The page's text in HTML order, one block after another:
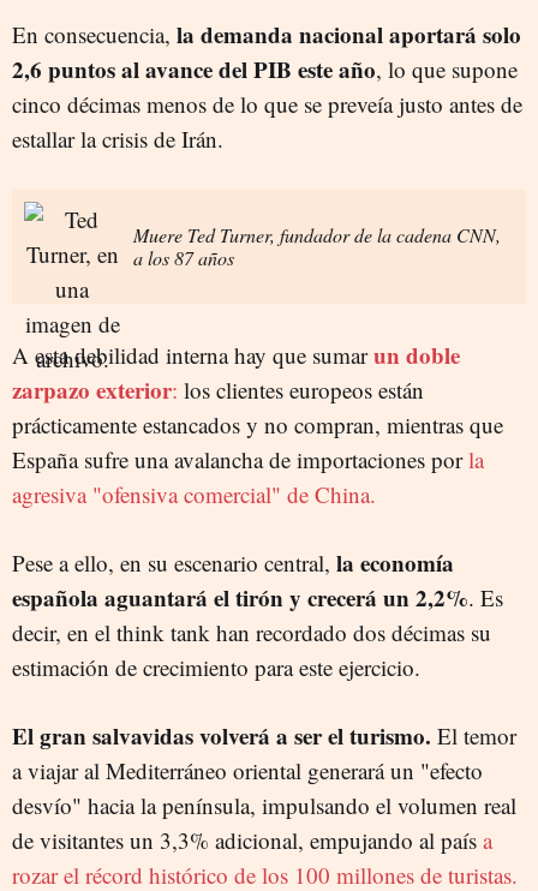
En consecuencia, la demanda nacional aportará solo
2,6 puntos al avance del PIB este año, lo que supone
cinco décimas menos de lo que se preveía justo antes de
estallar la crisis de Irán.
Muere Ted Turner, fundador de la cadena CNN,
a los 87 años
A esta debilidad interna hay que sumar un doble
zarpazo exterior: los clientes europeos están
prácticamente estancados y no compran, mientras que
España sufre una avalancha de importaciones porla
agresiva "ofensiva comercial" de China.
Pese a ello, en su escenario central, la economía
española aguantará el tirón y crecerá un 2,2%. Es
decir, en el think tank han recordado dos décimas su
estimación de crecimiento para este ejercicio.
El gran salvavidas volverá a ser el turismo. El temor
a viajar al Mediterráneo oriental generará un "efecto
desvío" hacia la península, impulsando el volumen real
de visitantes un 3,3% adicional, empujando al país a
rozar el récord histórico de los 100 millones de turistas.